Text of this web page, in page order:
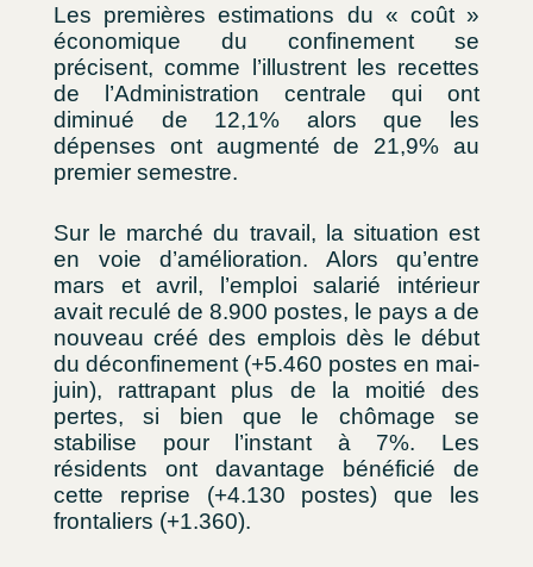
Les premières estimations du « coût »
économique du confinement se
précisent, comme l’illustrent les recettes
de l’Administration centrale qui ont
diminué de 12,1% alors que les
dépenses ont augmenté de 21,9% au
premier semestre.
Sur le marché du travail, la situation est
en voie d’amélioration. Alors qu’entre
mars et avril, l’emploi salarié intérieur
avait reculé de 8.900 postes, le pays a de
nouveau créé des emplois dès le début
du déconfinement (+5.460 postes en mai-
juin), rattrapant plus de la moitié des
pertes, si bien que le chômage se
stabilise pour l’instant à 7%. Les
résidents ont davantage bénéficié de
cette reprise (+4.130 postes) que les
frontaliers (+1.360).